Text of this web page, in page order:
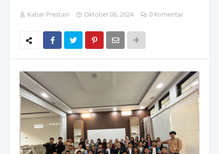
Kabar Prestasi Oktober 06, 2024 0 Komentar